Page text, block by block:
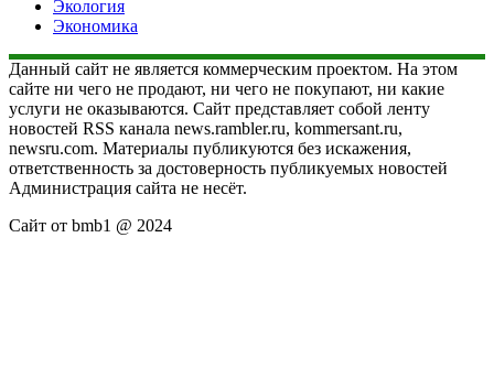
Экология
Экономика
Данный сайт не является коммерческим проектом. На этом
сайте ни чего не продают, ни чего не покупают, ни какие
услуги не оказываются. Сайт представляет собой ленту
новостей RSS канала news.rambler.ru, kommersant.ru,
newsru.com. Материалы публикуются без искажения,
ответственность за достоверность публикуемых новостей
Администрация сайта не несёт.
Сайт от bmb1 @ 2024